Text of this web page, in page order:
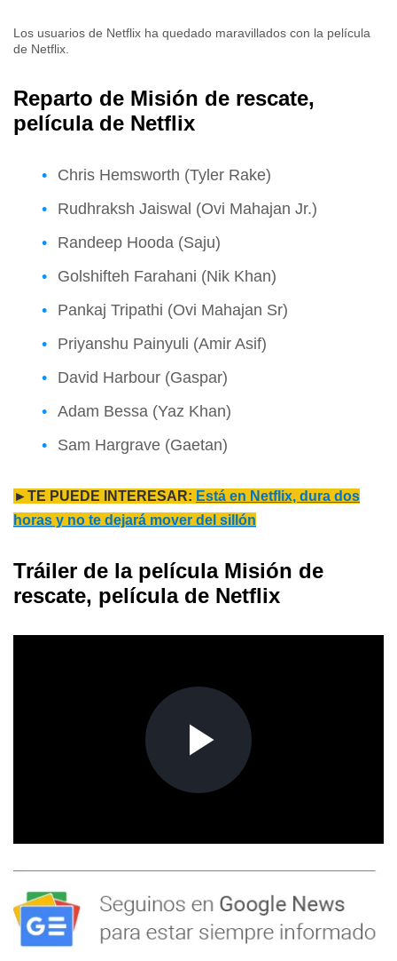
Los usuarios de Netflix ha quedado maravillados con la película
de Netflix.
Reparto de Misión de rescate,
película de Netflix
Chris Hemsworth (Tyler Rake)
Rudhraksh Jaiswal (Ovi Mahajan Jr.)
Randeep Hooda (Saju)
Golshifteh Farahani (Nik Khan)
Pankaj Tripathi (Ovi Mahajan Sr)
Priyanshu Painyuli (Amir Asif)
David Harbour (Gaspar)
Adam Bessa (Yaz Khan)
Sam Hargrave (Gaetan)
►TE PUEDE INTERESAR: Está en Netflix, dura dos
horas y no te dejará mover del sillón
Tráiler de la película Misión de
rescate, película de Netflix